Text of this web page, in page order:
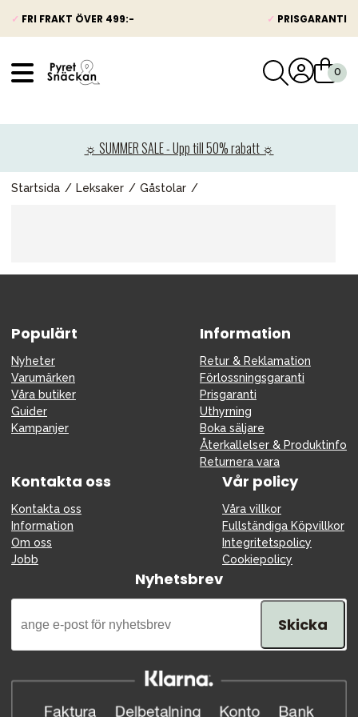
✓ FRI FRAKT ÖVER 499:- ✓ PRISGARANTI
☼ SUMMER SALE - Upp till 50% rabatt ☼
Startsida Leksaker Gåstolar
Populärt
Nyheter
Varumärken
Våra butiker
Guider
Kampanjer
Information
Retur & Reklamation
Förlossningsgaranti
Prisgaranti
Uthyrning
Boka säljare
Återkallelser & Produktinfo
Returnera vara
Kontakta oss
Kontakta oss
Information
Om oss
Jobb
Vår policy
Våra villkor
Fullständiga Köpvillkor
Integritetspolicy
Cookiepolicy
Nyhetsbrev
Skicka
Barnvagnar
Bilbarnstolar
Leksaker
Möbler & bädd
Tillbehör
Reservdelar
Kampanjer
Presenttips
Våra favoriter
Varumärken
Sol och bad Outlet
Guider
Kontakta oss
Uthyrning Vår butik